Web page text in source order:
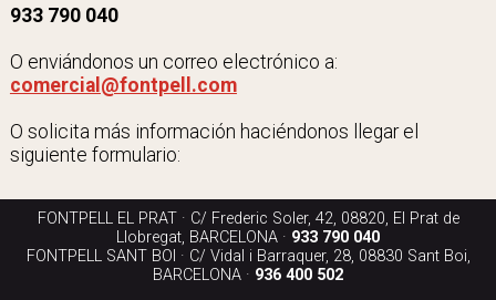
933 790 040
O enviándonos un correo electrónico a:
comercial@fontpell.com
O solicita más información haciéndonos llegar el
siguiente formulario:
FONTPELL EL PRAT · C/ Frederic Soler, 42, 08820, El Prat de
Llobregat, BARCELONA · 933 790 040
FONTPELL SANT BOI · C/ Vidal i Barraquer, 28, 08830 Sant Boi,
BARCELONA · 936 400 502